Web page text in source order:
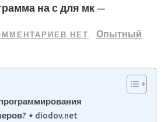
на с для мк —
НЕТ
Опытный
⋆ diodov.net